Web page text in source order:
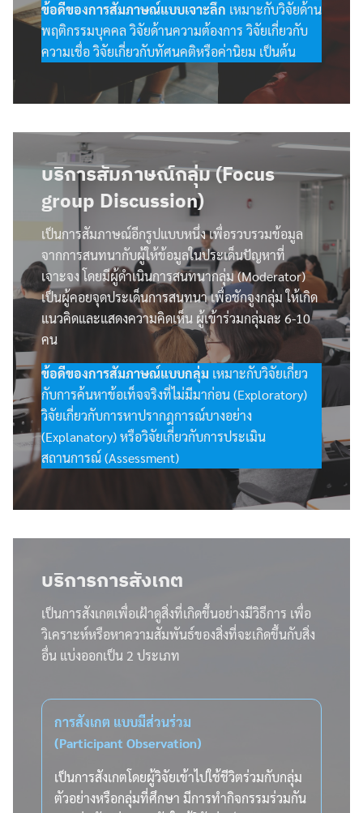
ข้อดีของการสัมภาษณ์แบบเจาะลึก เหมาะกับวิจัยด้าน
พฤติกรรมบุคคล วิจัยด้านความต้องการ วิจัยเกี่ยวกับ
ความเชื่อ วิจัยเกี่ยวกับทัศนคติหรือค่านิยม เป็นต้น
บริการสัมภาษณ์กลุ่ม (Focus
group Discussion)
เป็นการสัมภาษณ์อีกรูปแบบหนึ่ง เพื่อรวบรวมข้อมูล
จากการสนทนากับผู้ให้ข้อมูลในประเด็นปัญหาที่
เจาะจง โดยมีผู้ดำเนินการสนทนากลุ่ม (Moderator)
เป็นผู้คอยจุดประเด็นการสนทนา เพื่อชักจูงกลุ่ม ให้เกิด
แนวคิดและแสดงความคิดเห็น ผู้เข้าร่วมกลุ่มละ 6-10
คน
ข้อดีของการสัมภาษณ์แบบกลุ่ม เหมาะกับวิจัยเกี่ยว
กับการค้นหาข้อเท็จจริงที่ไม่มีมาก่อน (Exploratory)
วิจัยเกี่ยวกับการหาปรากฎการณ์บางอย่าง
(Explanatory) หรือวิจัยเกี่ยวกับการประเมิน
สถานการณ์ (Assessment)
บริการการสังเกต
เป็นการสังเกตเพื่อเฝ้าดูสิ่งที่เกิดขึ้นอย่างมีวิธีการ เพื่อ
วิเคราะห์หรือหาความสัมพันธ์ของสิ่งที่จะเกิดขึ้นกับสิ่ง
อื่น แบ่งออกเป็น 2 ประเภท
การสังเกต แบบมีส่วนร่วม
(Participant Observation)
เป็นการสังเกตโดยผู้วิจัยเข้าไปใช้ชีวิตร่วมกับกลุ่ม
ตัวอย่างหรือกลุ่มที่ศึกษา มีการทำกิจกรรมร่วมกัน